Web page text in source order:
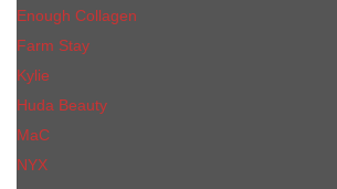
Enough Collagen
Farm Stay
Kylie
Huda Beauty
МаС
NYX